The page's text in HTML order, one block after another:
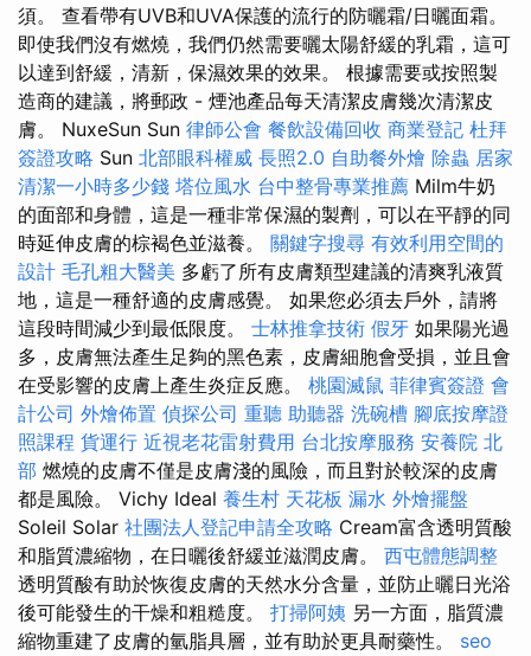
須。 查看帶有UVB和UVA保護的流行的防曬霜/日曬面霜。
即使我們沒有燃燒，我們仍然需要曬太陽舒緩的乳霜，這可
以達到舒緩，清新，保濕效果的效果。 根據需要或按照製
造商的建議，將郵政 - 煙池產品每天清潔皮膚幾次清潔皮
膚。 NuxeSun Sun 律師公會 餐飲設備回收 商業登記 杜拜
簽證攻略 Sun 北部眼科權威 長照2.0 自助餐外燴 除蟲 居家
清潔一小時多少錢 塔位風水 台中整骨專業推薦 Milm牛奶
的面部和身體，這是一種非常保濕的製劑，可以在平靜的同
時延伸皮膚的棕褐色並滋養。 關鍵字搜尋 有效利用空間的
設計 毛孔粗大醫美 多虧了所有皮膚類型建議的清爽乳液質
地，這是一種舒適的皮膚感覺。 如果您必須去戶外，請將
這段時間減少到最低限度。 士林推拿技術 假牙 如果陽光過
多，皮膚無法產生足夠的黑色素，皮膚細胞會受損，並且會
在受影響的皮膚上產生炎症反應。 桃園滅鼠 菲律賓簽證 會
計公司 外燴佈置 偵探公司 重聽 助聽器 洗碗槽 腳底按摩證
照課程 貨運行 近視老花雷射費用 台北按摩服務 安養院 北
部 燃燒的皮膚不僅是皮膚淺的風險，而且對於較深的皮膚
都是風險。 Vichy Ideal 養生村 天花板 漏水 外燴擺盤
Soleil Solar 社團法人登記申請全攻略 Cream富含透明質酸
和脂質濃縮物，在日曬後舒緩並滋潤皮膚。 西屯體態調整
透明質酸有助於恢復皮膚的天然水分含量，並防止曬日光浴
後可能發生的干燥和粗糙度。 打掃阿姨 另一方面，脂質濃
縮物重建了皮膚的氫脂具層，並有助於更具耐藥性。 seo